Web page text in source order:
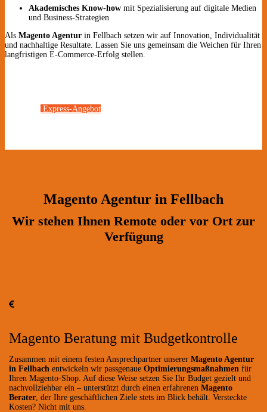
Akademisches Know-how mit Spezialisierung auf digitale Medien
und Business-Strategien
Als Magento Agentur in Fellbach setzen wir auf Innovation, Individualität
und nachhaltige Resultate. Lassen Sie uns gemeinsam die Weichen für Ihren
langfristigen E-Commerce-Erfolg stellen.
Express-Angebot
Magento Agentur in Fellbach
Wir stehen Ihnen Remote oder vor Ort zur
Verfügung
Magento Beratung mit Budgetkontrolle
Zusammen mit einem festen Ansprechpartner unserer Magento Agentur
in Fellbach entwickeln wir passgenaue Optimierungsmaßnahmen für
Ihren Magento-Shop. Auf diese Weise setzen Sie Ihr Budget gezielt und
nachvollziehbar ein – unterstützt durch einen erfahrenen Magento
Berater , der Ihre geschäftlichen Ziele stets im Blick behält. Versteckte
Kosten? Nicht mit uns.